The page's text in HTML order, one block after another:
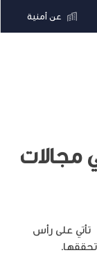
عن أمنية
جي بي تي 4 في مجالات
تأتي على رأس